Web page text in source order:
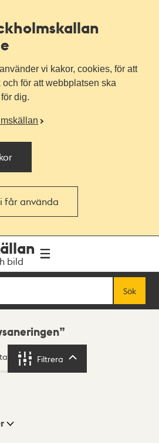
vi kakor, cookies, för att
för att webbplatsen ska
dig.
får använda
bild
Sök
Filtrera